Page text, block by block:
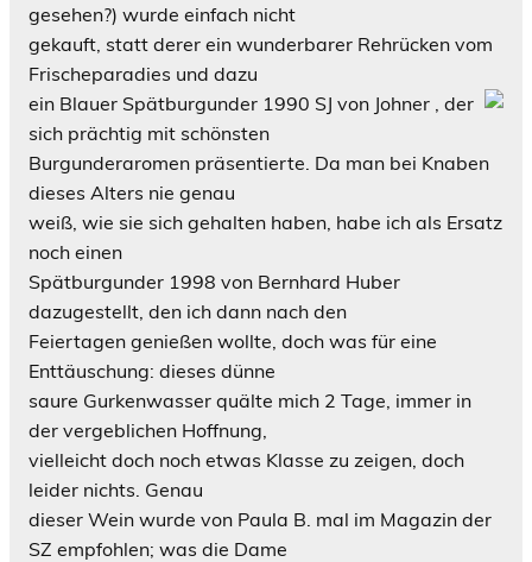
gesehen?) wurde einfach nicht
gekauft, statt derer ein wunderbarer Rehrücken vom
Frischeparadies und dazu
ein Blauer Spätburgunder 1990 SJ von Johner , der
sich prächtig mit schönsten
Burgunderaromen präsentierte. Da man bei Knaben
dieses Alters nie genau
weiß, wie sie sich gehalten haben, habe ich als Ersatz
noch einen
Spätburgunder 1998 von Bernhard Huber
dazugestellt, den ich dann nach den
Feiertagen genießen wollte, doch was für eine
Enttäuschung: dieses dünne
saure Gurkenwasser quälte mich 2 Tage, immer in
der vergeblichen Hoffnung,
vielleicht doch noch etwas Klasse zu zeigen, doch
leider nichts. Genau
dieser Wein wurde von Paula B. mal im Magazin der
SZ empfohlen; was die Dame